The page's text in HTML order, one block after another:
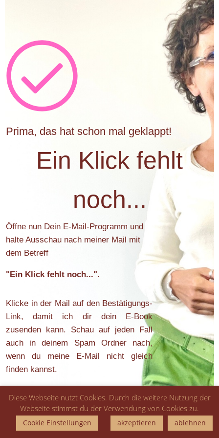
Prima, das hat schon mal geklappt!
Ein Klick fehlt
noch...
Öffne nun Dein E-Mail-Programm und
halte Ausschau nach meiner Mail mit
dem Betreff
"Ein Klick fehlt noch...".
Klicke in der Mail auf den Bestätigungs-
Link, damit ich dir dein E-Book
zusenden kann. Schau auf jeden Fall
auch in deinem Spam Ordner nach,
wenn du meine E-Mail nicht gleich
finden kannst.
Diese Webseite nutzt Cookies. Durch die weitere Nutzung der
Webseite stimmst du der Verwendung von Cookies zu.
Cookie Einstellungen akzeptieren ablehnen